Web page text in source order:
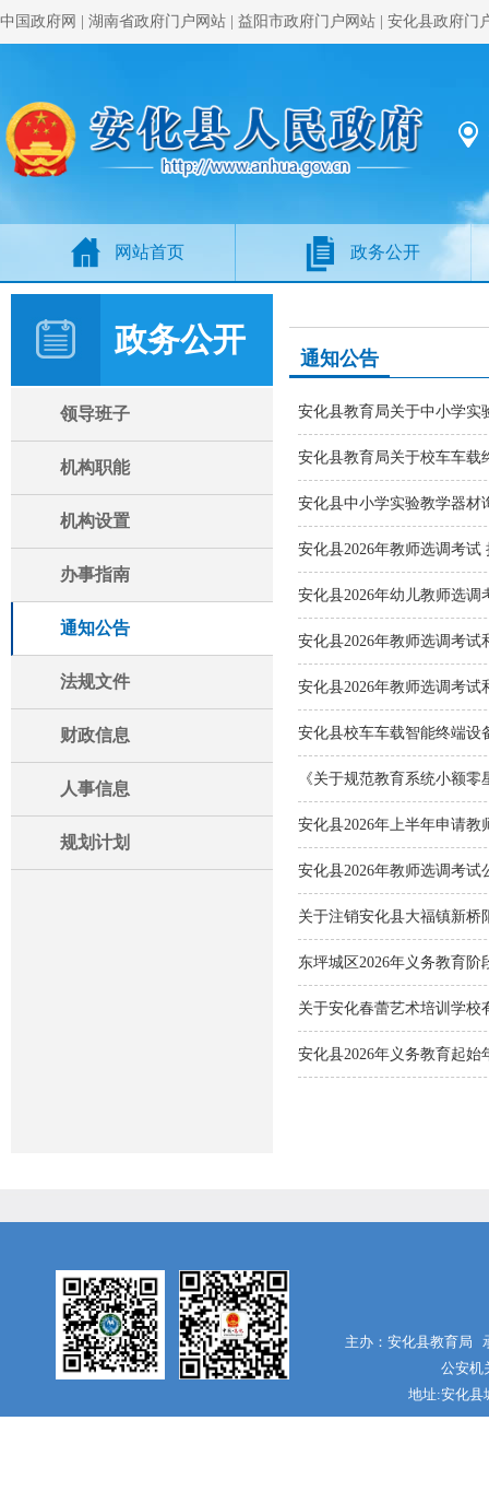
中国政府网 湖南省政府门户网站 益阳市政府门户网站 安化县政府门
网站首页 政务公开
政务公开
领导班子
机构职能
机构设置
办事指南
通知公告
法规文件
财政信息
人事信息
规划计划
通知公告
安化县教育局关于中小学实
安化县教育局关于校车车载
安化县中小学实验教学器材
安化县2026年教师选调考试
安化县2026年幼儿教师选调
安化县2026年教师选调考
安化县2026年教师选调考
安化县校车车载智能终端设
《关于规范教育系统小额
安化县2026年上半年申请
安化县2026年教师选调考试
关于注销安化县大福镇新桥
东坪城区2026年义务教育
关于安化春蕾艺术培训学校
安化县2026年义务教育起始
主办：安化县教育局
公安机
地址:安化县